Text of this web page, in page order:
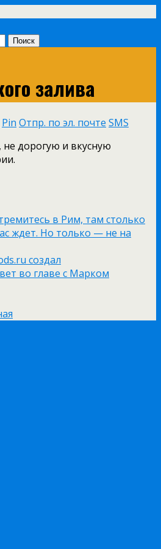
залива
Pin Отпр. по эл. почте SMS
не дорогую и вкусную
в Рим, там столько
ждет. Но только — не на
создал
во главе с Марком